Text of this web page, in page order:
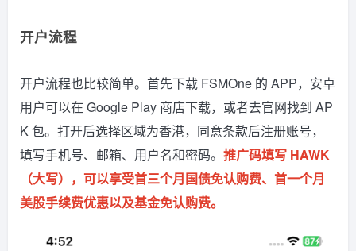
开户流程
开户流程也比较简单。首先下载 FSMOne 的 APP，安卓
用户可以在 Google Play 商店下载，或者去官网找到 AP
K 包。打开后选择区域为香港，同意条款后注册账号，
填写手机号、邮箱、用户名和密码。 推广码填写 HAWK
（大写），可以享受首三个月国债免认购费、首一个月
美股手续费优惠以及基金免认购费。